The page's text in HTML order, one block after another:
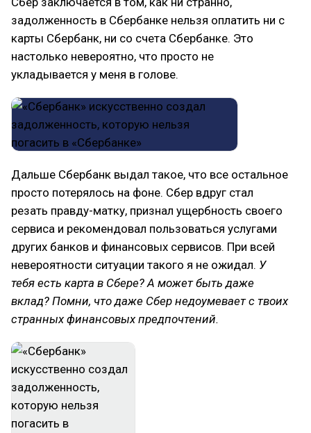
задолженность в Сбербанке нельзя оплатить ни с
карты Сбербанк, ни со счета Сбербанке. Это
настолько невероятно, что просто не
укладывается у меня в голове.
Дальше Сбербанк выдал такое, что все остальное
просто потерялось на фоне. Сбер вдруг стал
резать правду-матку, признал ущербность своего
сервиса и рекомендовал пользоваться услугами
других банков и финансовых сервисов. При всей
невероятности ситуации такого я не ожидал. У
тебя есть карта в Сбере? А может быть даже
вклад? Помни, что даже Сбер недоумевает с твоих
странных финансовых предпочтений.